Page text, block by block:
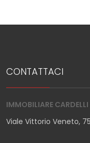
CONTATTACI
IMMOBILIARE CARDELLI
Viale Vittorio Veneto,